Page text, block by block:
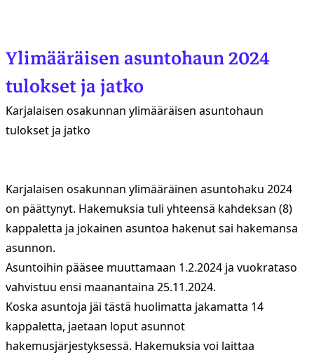
Ylimääräisen asuntohaun 2024
tulokset ja jatko
Karjalaisen osakunnan ylimääräisen asuntohaun
tulokset ja jatko
Karjalaisen osakunnan ylimääräinen asuntohaku 2024
on päättynyt. Hakemuksia tuli yhteensä kahdeksan (8)
kappaletta ja jokainen asuntoa hakenut sai hakemansa
asunnon.
Asuntoihin pääsee muuttamaan 1.2.2024 ja vuokrataso
vahvistuu ensi maanantaina 25.11.2024.
Koska asuntoja jäi tästä huolimatta jakamatta 14
kappaletta, jaetaan loput asunnot
hakemusjärjestyksessä. Hakemuksia voi laittaa